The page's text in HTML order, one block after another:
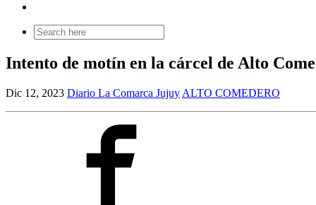
Search
for:
Intento de motín en la cárcel de Alto
Dic 12, 2023 Diario La Comarca Jujuy ALTO COMEDERO